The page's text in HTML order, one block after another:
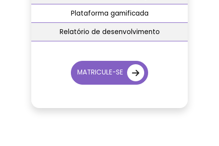
Plataforma gamificada
Relatório de desenvolvimento
MATRICULE-SE